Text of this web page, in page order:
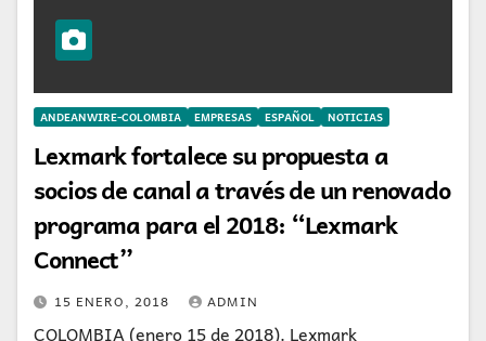
ANDEANWIRE-COLOMBIA EMPRESAS ESPAÑOL NOTICIAS
Lexmark fortalece su propuesta a
socios de canal a través de un renovado
programa para el 2018: “Lexmark
Connect”
15 ENERO, 2018 ADMIN
COLOMBIA (enero 15 de 2018). Lexmark